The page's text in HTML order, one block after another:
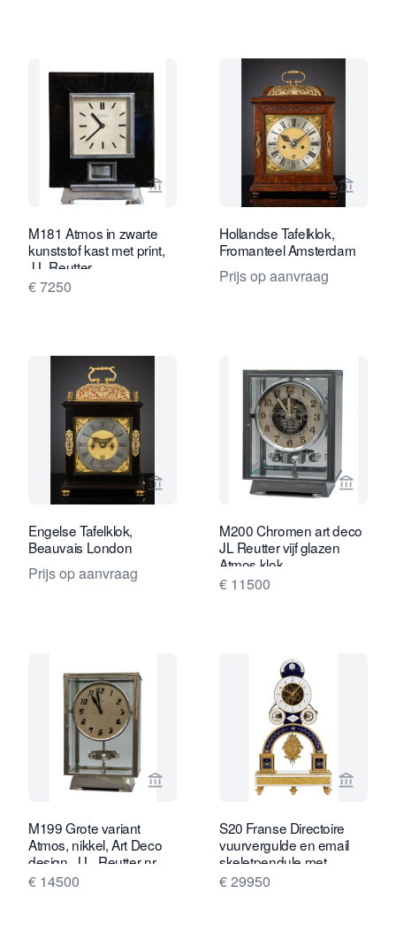
Bekijk verkoperspagina van Van Brug
M181 Atmos in zwarte
kunststof kast met print,
J.L.Reutter
€ 7250
Bekijk
Hollandse Tafelklok,
Fromanteel Amsterdam
Prijs op aanvraag
Bekijk verkoperspagina van
Engelse Tafelklok,
Beauvais London
Prijs op aanvraag
Bekijk
M200 Chromen art deco
JL Reutter vijf glazen
Atmos klok
€ 11500
Bekijk verkoperspagina van Van Brug
M199 Grote variant
Atmos, nikkel, Art Deco
design, J.L. Reutter nr.
1902
€ 14500
Bekijk
S20 Franse Directoire
vuurvergulde en email
skeletpendule met
meerdere complicaties
€ 29950